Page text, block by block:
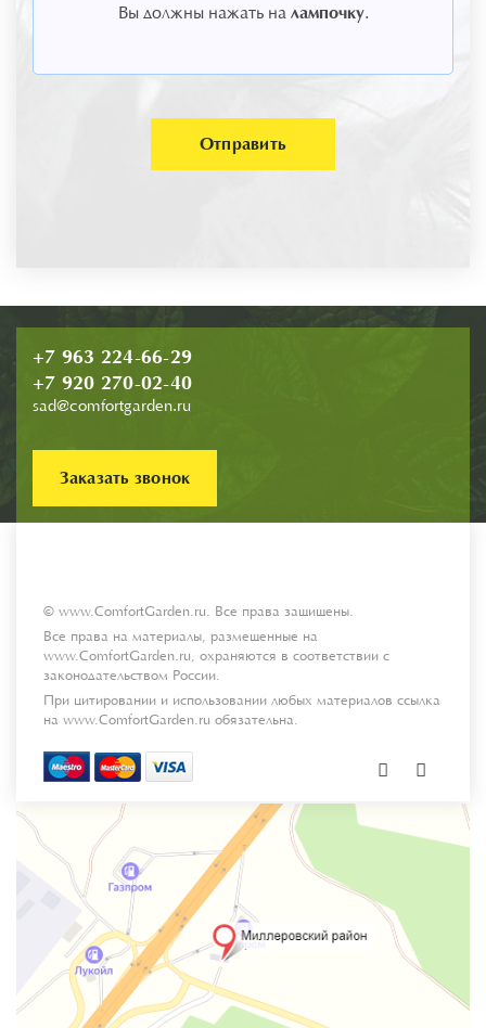
Вы должны нажать на лампочку.
Отправить
+7 963 224-66-29
+7 920 270-02-40
sad@comfortgarden.ru
Заказать звонок
© www.ComfortGarden.ru. Все права защищены.
Все права на материалы, размещенные на
www.ComfortGarden.ru, охраняются в соответствии с
законодательством России.
При цитировании и использовании любых материалов ссылка
на www.ComfortGarden.ru обязательна.